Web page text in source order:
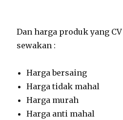
Dan harga produk yang CV
sewakan :
Harga bersaing
Harga tidak mahal
Harga murah
Harga anti mahal